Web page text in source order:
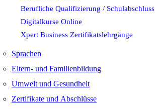
Berufliche Qualifizierung / Schulabschluss
Digitalkurse Online
Xpert Business Zertifikatslehrgänge
Sprachen
Eltern- und Familienbildung
Umwelt und Gesundheit
Zertifikate und Abschlüsse